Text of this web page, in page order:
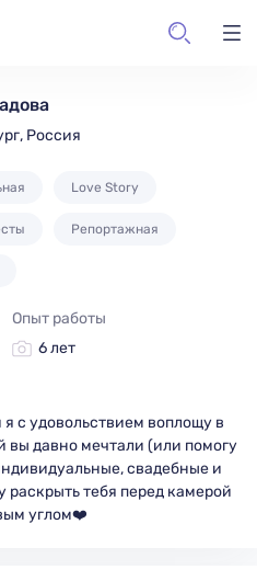
Россия
Love Story
Репортажная
с удовольствием воплощу в
вы давно мечтали (или помогу
свадебные и
тебя перед камерой
углом❤️
Опыт работы
6 лет